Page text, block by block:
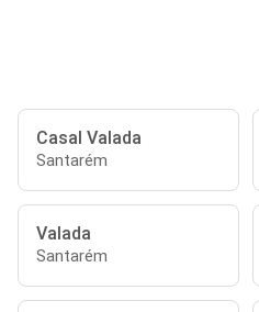
Casal Valada
Santarém
Valada
Santarém